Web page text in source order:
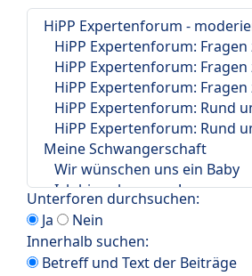
Unterforen durchsuchen:
Ja
Nein
Innerhalb suchen:
Betreff und Text der Beiträge